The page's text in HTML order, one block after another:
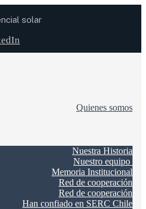
solar
Quienes somos
Nuestra Historia
Nuestro equipo
Memoria Institucional
Red de cooperación
Red de cooperación
Han confiado en SERC Chile